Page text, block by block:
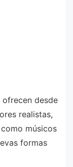
ofrecen desde
realistas,
músicos
formas